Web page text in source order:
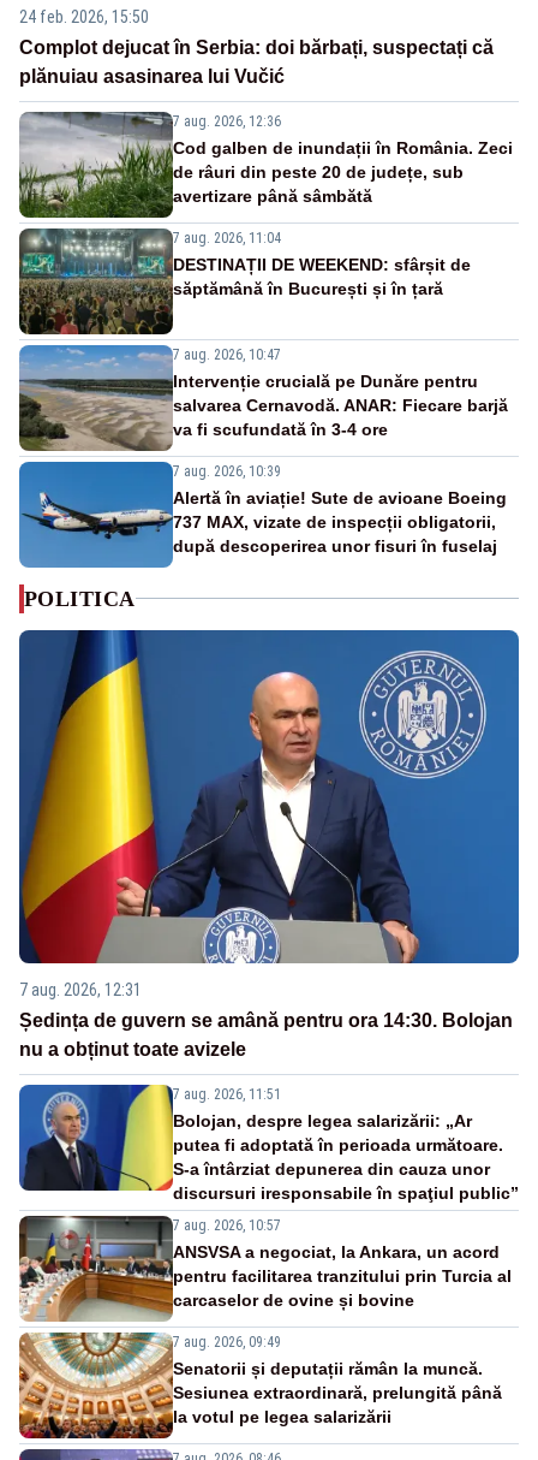
24 feb. 2026, 15:50
Complot dejucat în Serbia: doi bărbați, suspectați că
plănuiau asasinarea lui Vučić
7 aug. 2026, 12:36
Cod galben de inundații în România. Zeci
de râuri din peste 20 de județe, sub
avertizare până sâmbătă
7 aug. 2026, 11:04
DESTINAȚII DE WEEKEND: sfârșit de
săptămână în București și în țară
7 aug. 2026, 10:47
Intervenție crucială pe Dunăre pentru
salvarea Cernavodă. ANAR: Fiecare barjă
va fi scufundată în 3-4 ore
7 aug. 2026, 10:39
Alertă în aviație! Sute de avioane Boeing
737 MAX, vizate de inspecții obligatorii,
după descoperirea unor fisuri în fuselaj
POLITICA
7 aug. 2026, 12:31
Ședința de guvern se amână pentru ora 14:30. Bolojan
nu a obținut toate avizele
7 aug. 2026, 11:51
Bolojan, despre legea salarizării: „Ar
putea fi adoptată în perioada următoare.
S-a întârziat depunerea din cauza unor
discursuri iresponsabile în spaţiul public”
7 aug. 2026, 10:57
ANSVSA a negociat, la Ankara, un acord
pentru facilitarea tranzitului prin Turcia al
carcaselor de ovine și bovine
7 aug. 2026, 09:49
Senatorii și deputații rămân la muncă.
Sesiunea extraordinară, prelungită până
la votul pe legea salarizării